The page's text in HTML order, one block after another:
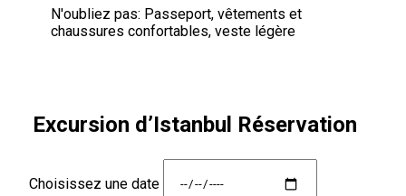
N'oubliez pas: Passeport, vêtements et
chaussures confortables, veste légère
Excursion d’Istanbul Réservation
Choisissez une date